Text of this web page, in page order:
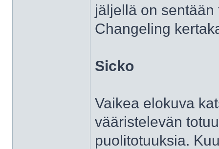
jäljellä on
Changeling
Sicko
Vaikea elokuva
vääristelevän
puolitotuuksia.